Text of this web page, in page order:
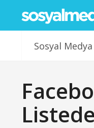
Sosyal Medya